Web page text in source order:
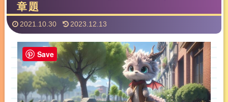
章題
2021.10.30 2023.12.13
Save